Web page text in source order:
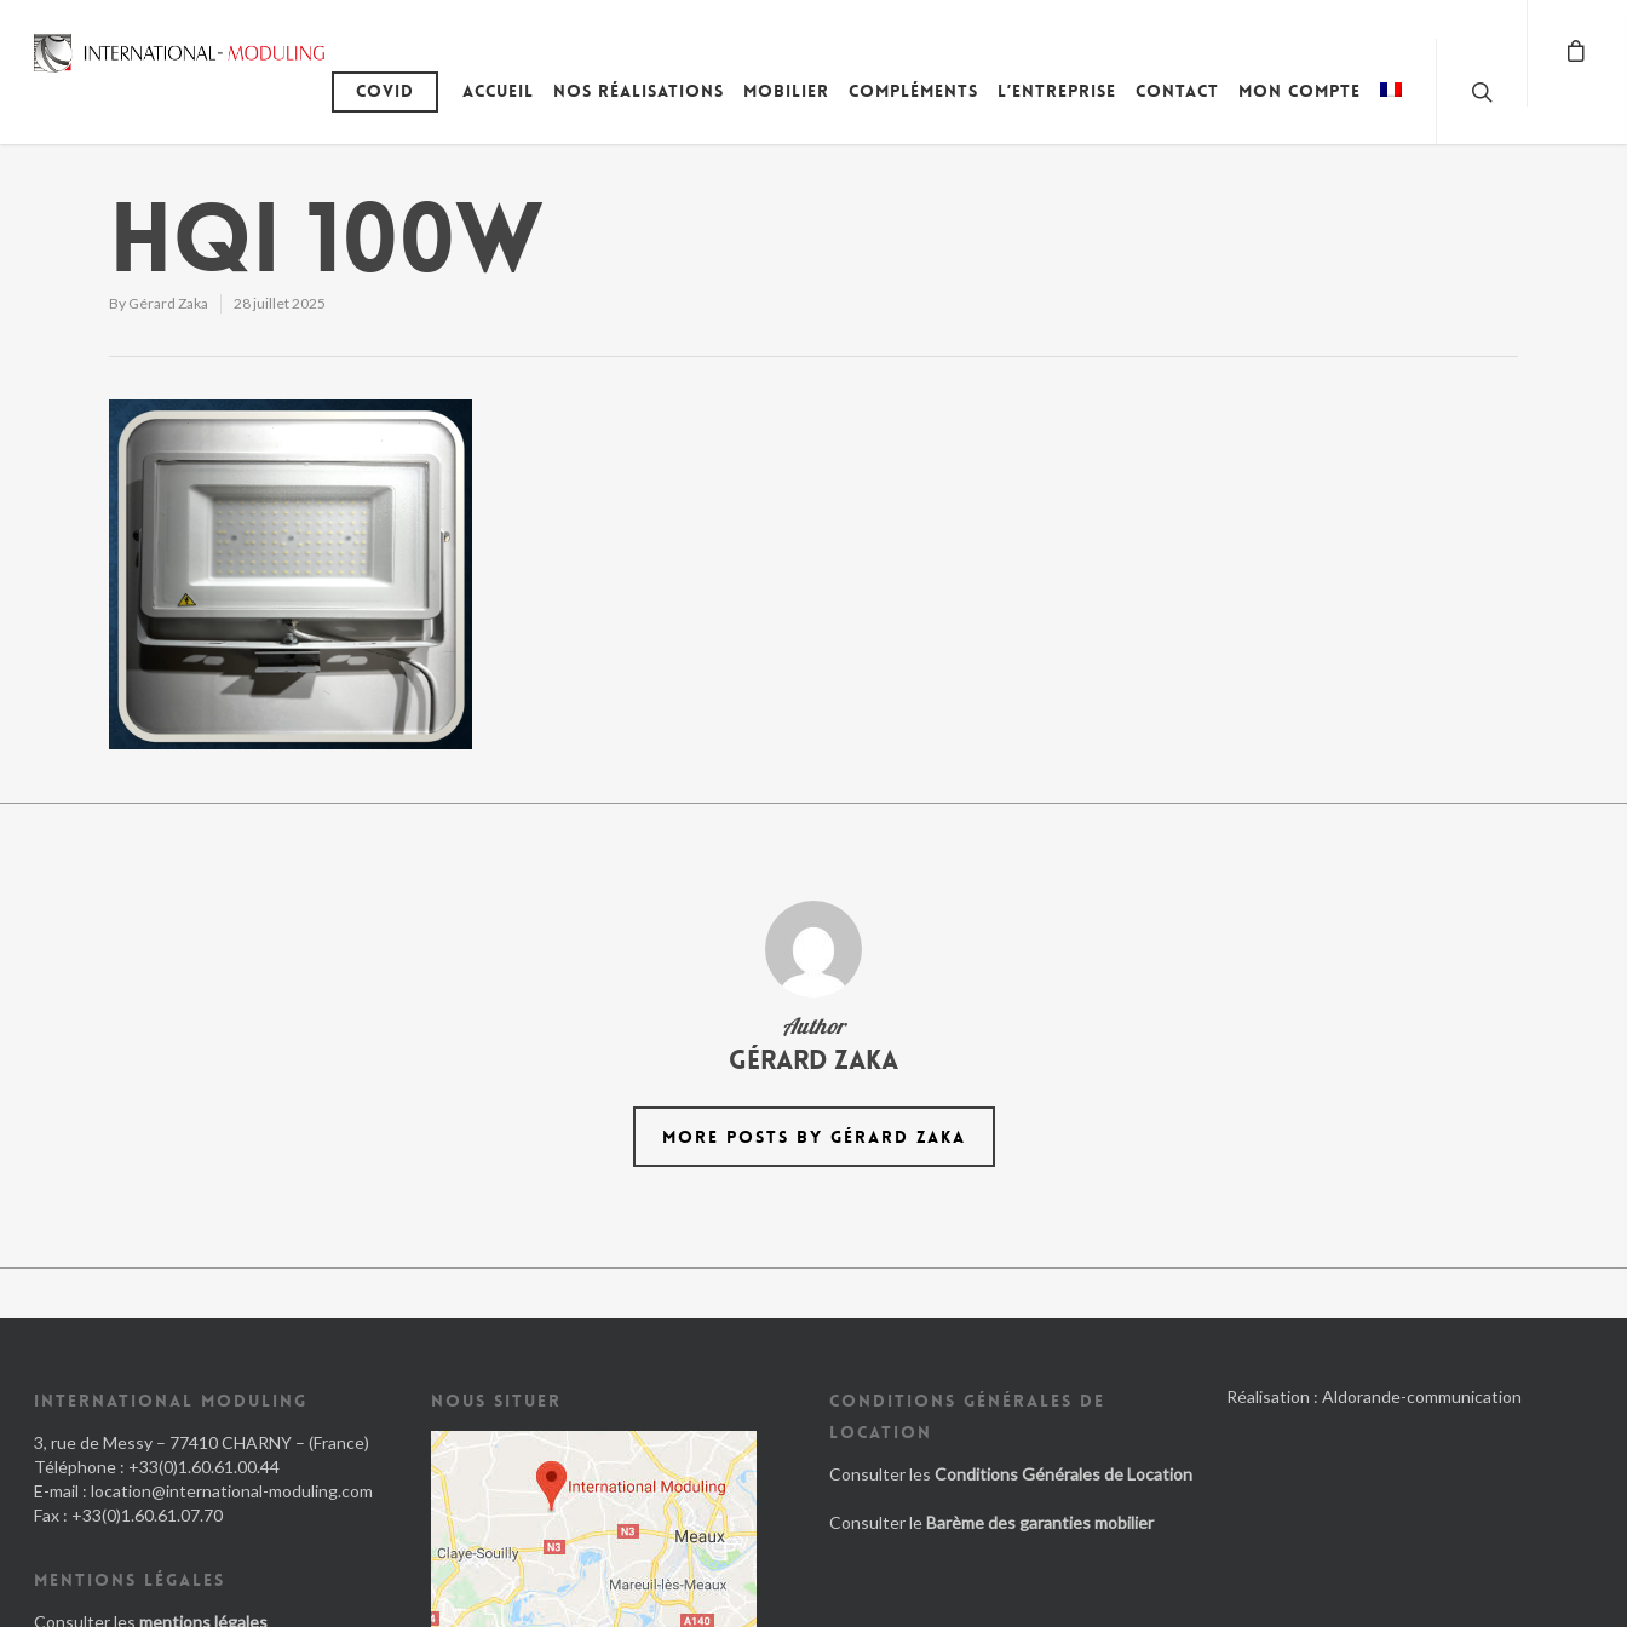
Covid Accueil Nos réalisations Mobilier Compléments L’entreprise Contact Mon compte
HQI 100W
By Gérard Zaka 28 juillet 2025
Author
Gérard Zaka
MORE POSTS BY GÉRARD ZAKA
INTERNATIONAL MODULING
3, rue de Messy – 77410 CHARNY – (France)
Téléphone : +33(0)1.60.61.00.44
E-mail : location@international-moduling.com
Fax : +33(0)1.60.61.07.70
MENTIONS LÉGALES
Consulter les mentions légales
NOUS SITUER
CONDITIONS GÉNÉRALES DE
LOCATION
Consulter les Conditions Générales de Location
Consulter leBarème des garanties mobilier
Réalisation :Aldorande-communication